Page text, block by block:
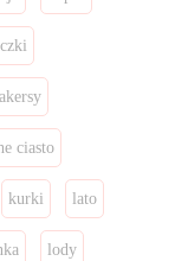
ciasto
kurki lato
lody